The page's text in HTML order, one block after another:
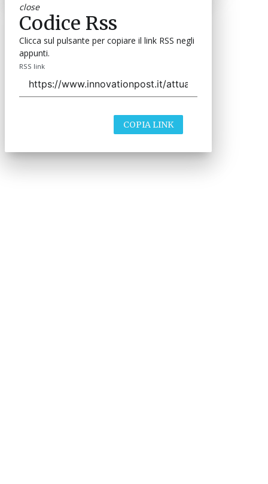
close
Codice Rss
Clicca sul pulsante per copiare il link RSS negli
appunti.
RSS link
COPIA LINK